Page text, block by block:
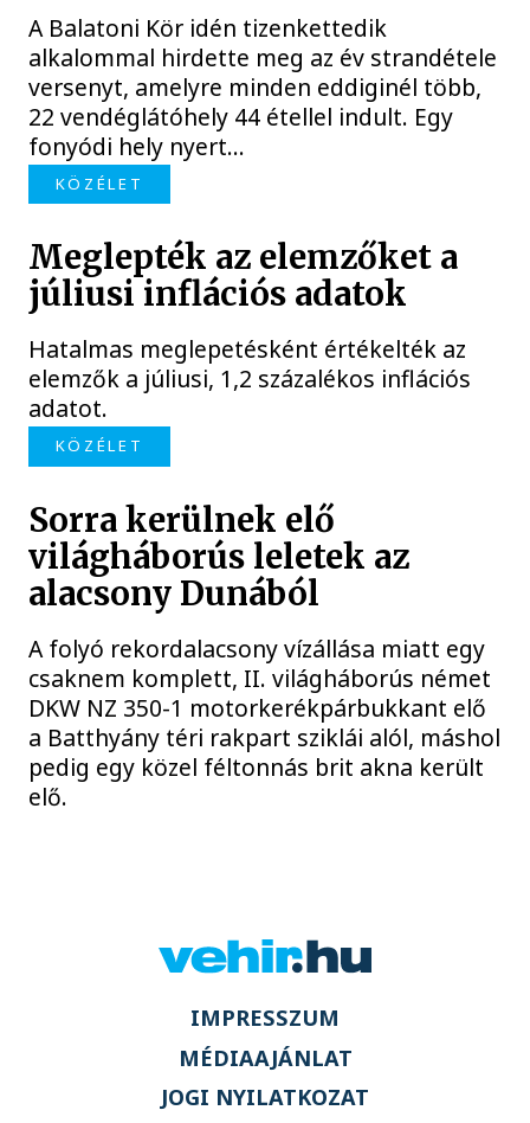
A Balatoni Kör idén tizenkettedik
alkalommal hirdette meg az év strandétele
versenyt, amelyre minden eddiginél több,
22 vendéglátóhely 44 étellel indult. Egy
fonyódi hely nyert...
KÖZÉLET
Meglepték az elemzőket a
júliusi inflációs adatok
Hatalmas meglepetésként értékelték az
elemzők a júliusi, 1,2 százalékos inflációs
adatot.
KÖZÉLET
Sorra kerülnek elő
világháborús leletek az
alacsony Dunából
A folyó rekordalacsony vízállása miatt egy
csaknem komplett, II. világháborús német
DKW NZ 350-1 motorkerékpárbukkant elő
a Batthyány téri rakpart sziklái alól, máshol
pedig egy közel féltonnás brit akna került
elő.
IMPRESSZUM
MÉDIAAJÁNLAT
JOGI NYILATKOZAT